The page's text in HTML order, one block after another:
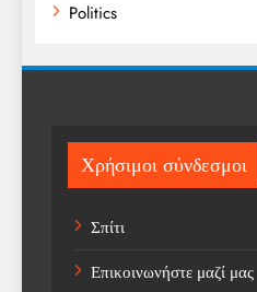
Politics
Sport
Sports
Technology
Trending
Χρήσιμοι σύνδεσμοι
Σπίτι
Επικοινωνήστε μαζί μας